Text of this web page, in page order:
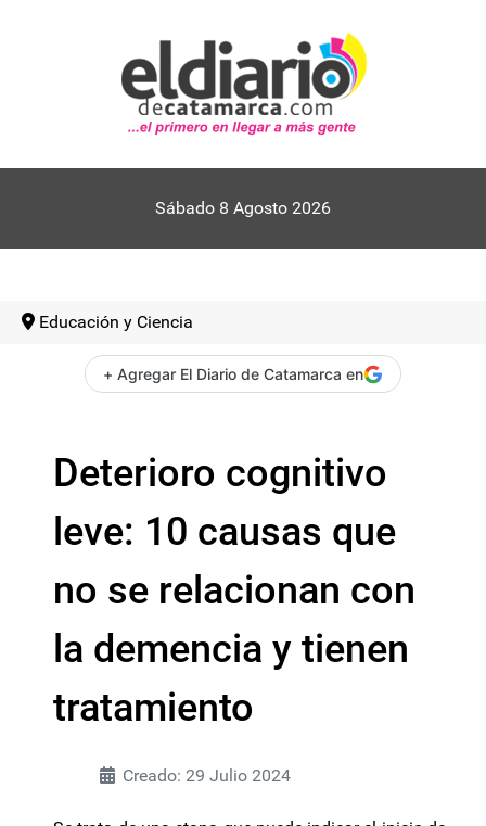
Sábado 8 Agosto 2026
Educación y Ciencia
+ Agregar El Diario de Catamarca en
Deterioro cognitivo
leve: 10 causas que
no se relacionan con
la demencia y tienen
tratamiento
Creado: 29 Julio 2024